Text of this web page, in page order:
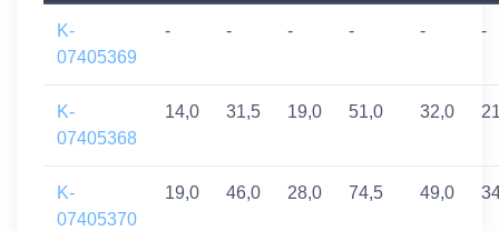
K-
07405369
- - - - - -
K-
07405368
14,0 31,5 19,0 51,0 32,0
K-
07405370
19,0 46,0 28,0 74,5 49,0